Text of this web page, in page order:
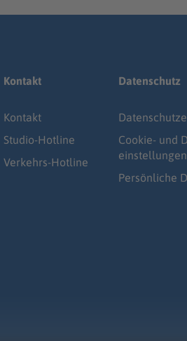
Kontakt
Kontakt
Studio-Hotline
Verkehrs-Hotline
Datenschutz
Cookie- und
einstellungen
Persönliche